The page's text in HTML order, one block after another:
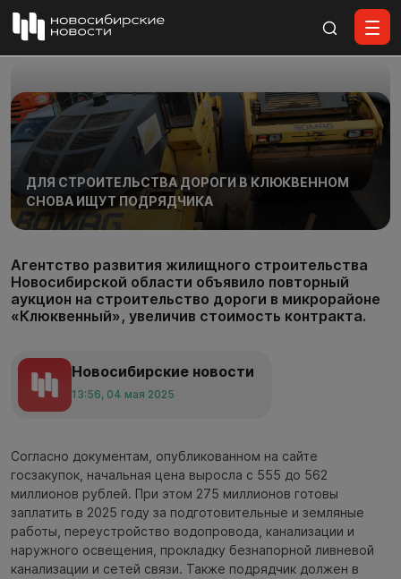
ДЛЯ СТРОИТЕЛЬСТВА ДОРОГИ В КЛЮКВЕННОМ
СНОВА ИЩУТ ПОДРЯДЧИКА
Агентство развития жилищного строительства
Новосибирской области объявило повторный
аукцион на строительство дороги в микрорайоне
«Клюквенный», увеличив стоимость контракта.
Новосибирские новости
13:56, 04 мая 2025
Согласно документам, опубликованном на сайте
госзакупок, начальная цена выросла с 555 до 562
миллионов рублей. При этом 275 миллионов готовы
заплатить в 2025 году за подготовительные и земляные
работы, переустройство водопровода, канализации и
наружного освещения, прокладку безнапорной ливневой
канализации и сетей связи. Также подрядчик должен в